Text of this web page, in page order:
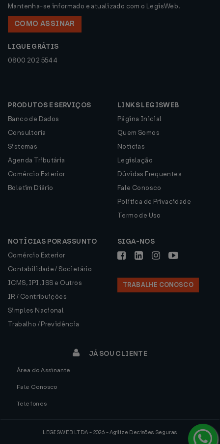
Mantenha-se informado e atualizado com o LegisWeb.
COMO ASSINAR
LIGUE GRÁTIS
0800 202 5544
PRODUTOS E SERVIÇOS
Banco de Dados
Consultoria
Sistemas
Agenda Tributária
Comércio Exterior
Boletim Diário
LINKS LEGISWEB
Página Inicial
Quem Somos
Notícias
Legislação
Dúvidas Frequentes
Fale Conosco
Política de Privacidade
Termo de Uso
NOTÍCIAS POR ASSUNTO
Comércio Exterior
Contabilidade / Societário
ICMS, IPI, ISS e Outros
IR / Contribuições
Simples Nacional
Trabalho / Previdência
SIGA-NOS
TRABALHE CONOSCO
JÁ SOU CLIENTE
Área do Assinante
Fale Conosco
Telefones
LEGISWEB LTDA - 2026 - Agilize Decisões Seguras